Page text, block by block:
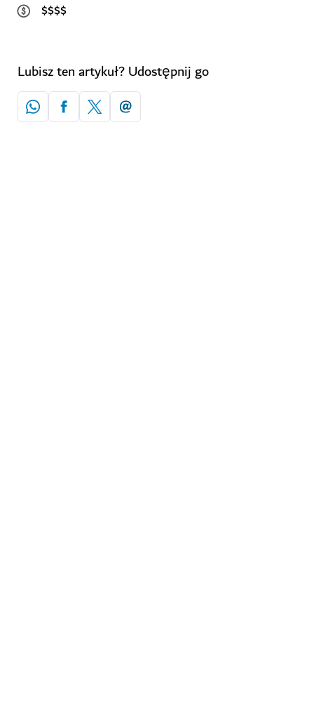
$$$$
Lubisz ten artykuł? Udostępnij go